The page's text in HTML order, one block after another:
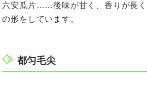
六安瓜片……後味が甘く、香りが長く
の形をしています。
都匀毛尖